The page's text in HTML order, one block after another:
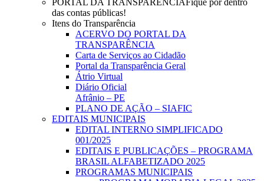
PORTAL DA TRANSPARÊNCIAFique por dentro
das contas públicas!
Itens do Transparência
ACERVO DO PORTAL DA
TRANSPARÊNCIA
Carta de Serviços ao Cidadão
Portal da Transparência Geral
Átrio Virtual
Diário Oficial
Afrânio – PE
PLANO DE AÇÃO – SIAFIC
EDITAIS MUNICIPAIS
EDITAL INTERNO SIMPLIFICADO
001/2025
EDITAIS E PUBLICAÇÕES – PROGRAMA
BRASIL ALFABETIZADO 2025
PROGRAMAS MUNICIPAIS